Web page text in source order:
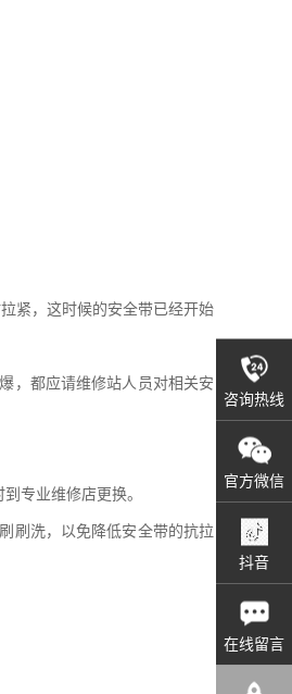
紧，这时候的安全带已经开始
，都应请维修站人员对相关安
专业维修店更换。
刷洗，以免降低安全带的抗拉
咨询热线
官方微信
抖音
在线留言